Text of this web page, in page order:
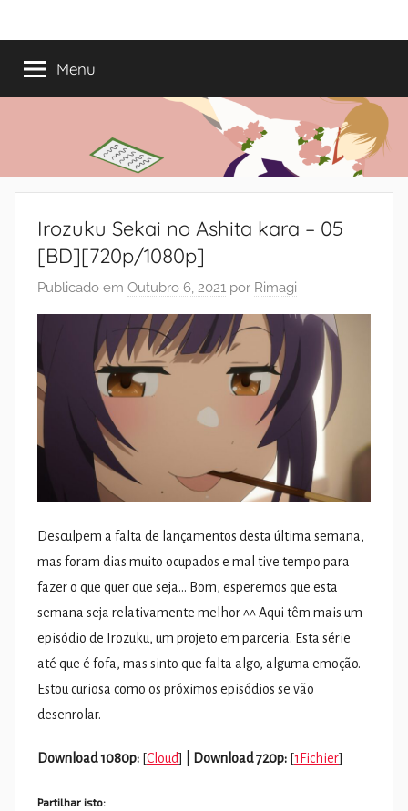
paraMundo
do
Shoujo
anos
a
romances
Menu
Irozuku Sekai no Ashita kara – 05
[BD][720p/1080p]
Publicado em Outubro 6, 2021 por Rimagi
Desculpem a falta de lançamentos desta última semana,
mas foram dias muito ocupados e mal tive tempo para
fazer o que quer que seja… Bom, esperemos que esta
semana seja relativamente melhor ^^ Aqui têm mais um
episódio de Irozuku, um projeto em parceria. Esta série
até que é fofa, mas sinto que falta algo, alguma emoção.
Estou curiosa como os próximos episódios se vão
desenrolar.
Download 1080p: [Cloud] | Download 720p: [1Fichier]
Partilhar isto: